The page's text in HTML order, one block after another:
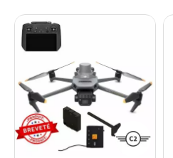
référentiels dynamiques, leur
centimétrique pour leur